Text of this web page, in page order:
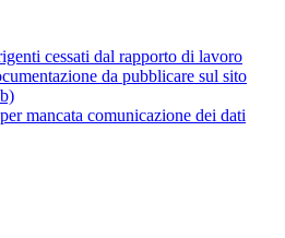
cessati dal rapporto di lavoro
da pubblicare sul sito
mancata comunicazione dei dati